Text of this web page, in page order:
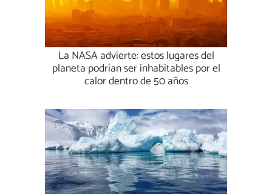
La NASA advierte: estos lugares del
planeta podrían ser inhabitables por el
calor dentro de 50 años